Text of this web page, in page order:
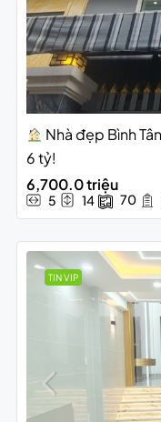
Nhà đẹp Bình
6 tỷ!
6,700.0 triệu
5 14 70
TIN VIP